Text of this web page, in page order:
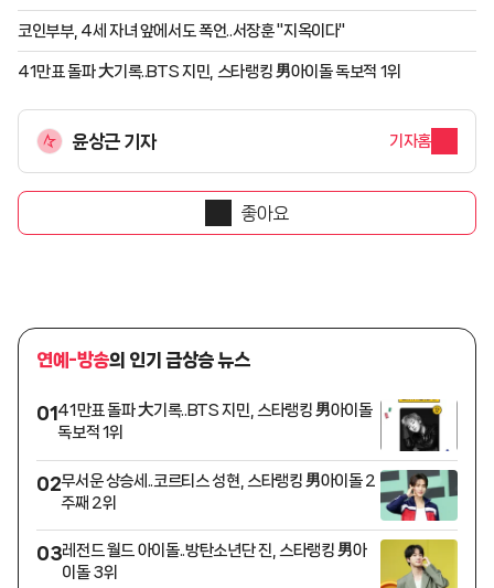
코인부부, 4세 자녀 앞에서도 폭언..서장훈 "지옥이다"
41만표 돌파 大기록..BTS 지민, 스타랭킹 男아이돌 독보적 1위
윤상근 기자 기자홈
좋아요
연예-방송의 인기 급상승 뉴스
0141만표 돌파 大기록..BTS 지민, 스타랭킹 男아이돌
독보적 1위
02무서운 상승세..코르티스 성현, 스타랭킹 男아이돌 2
주째 2위
03레전드 월드 아이돌..방탄소년단 진, 스타랭킹 男아
이돌 3위